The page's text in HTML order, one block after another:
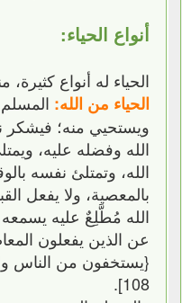
أنواع الحياء:
الحياء له أنواع كثيرة،
الحياء من الله:
ويستحيي منه؛ فيشكر
الله وفضله عليه،
الله، وتمتلئ نفسه
بالمعصية، ولا يفعل
الله مُطَّلِعٌ عليه يسمعه
عن الذين يفعلون
{يستخفون من الناس
108].